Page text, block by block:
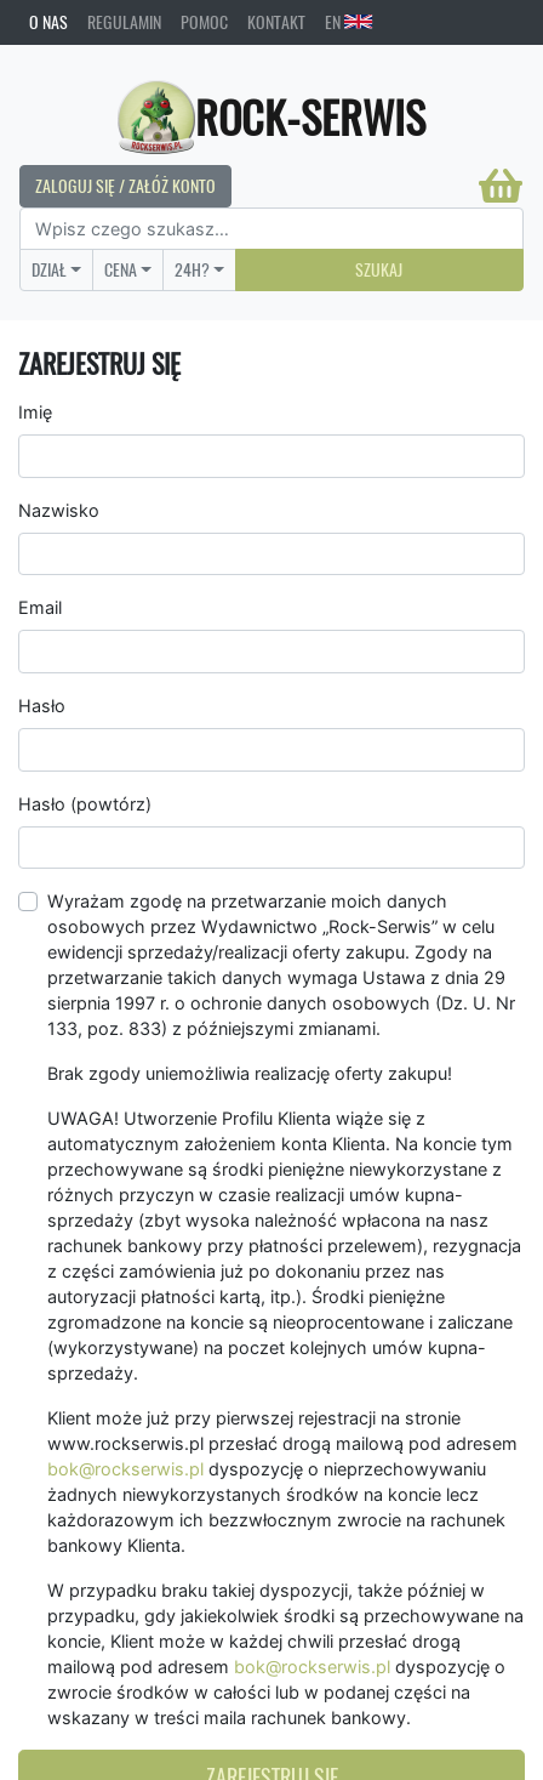
O NAS REGULAMIN POMOC KONTAKT EN
ROCK-SERWIS
ZALOGUJ SIĘ / ZAŁÓŻ KONTO
DZIAŁ CENA 24H? SZUKAJ
ZAREJESTRUJ SIĘ
Imię
Nazwisko
Email
Hasło
Hasło (powtórz)
Wyrażam zgodę na przetwarzanie moich danych
osobowych przez Wydawnictwo „Rock-Serwis” w celu
ewidencji sprzedaży/realizacji oferty zakupu. Zgody na
przetwarzanie takich danych wymaga Ustawa z dnia 29
sierpnia 1997 r. o ochronie danych osobowych (Dz. U. Nr
133, poz. 833) z późniejszymi zmianami.
Brak zgody uniemożliwia realizację oferty zakupu!
UWAGA! Utworzenie Profilu Klienta wiąże się z
automatycznym założeniem konta Klienta. Na koncie tym
przechowywane są środki pieniężne niewykorzystane z
różnych przyczyn w czasie realizacji umów kupna-
sprzedaży (zbyt wysoka należność wpłacona na nasz
rachunek bankowy przy płatności przelewem), rezygnacja
z części zamówienia już po dokonaniu przez nas
autoryzacji płatności kartą, itp.). Środki pieniężne
zgromadzone na koncie są nieoprocentowane i zaliczane
(wykorzystywane) na poczet kolejnych umów kupna-
sprzedaży.
Klient może już przy pierwszej rejestracji na stronie
www.rockserwis.pl przesłać drogą mailową pod adresem
bok@rockserwis.pl dyspozycję o nieprzechowywaniu
żadnych niewykorzystanych środków na koncie lecz
każdorazowym ich bezzwłocznym zwrocie na rachunek
bankowy Klienta.
W przypadku braku takiej dyspozycji, także później w
przypadku, gdy jakiekolwiek środki są przechowywane na
koncie, Klient może w każdej chwili przesłać drogą
mailową pod adresem bok@rockserwis.pl dyspozycję o
zwrocie środków w całości lub w podanej części na
wskazany w treści maila rachunek bankowy.